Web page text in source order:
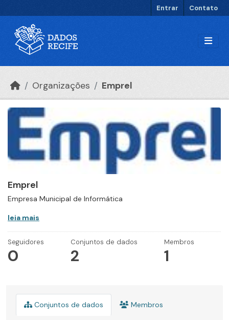
Entrar Contato
Organizações Emprel
Emprel
Empresa Municipal de Informática
leia mais
Seguidores
0
Conjuntos de dados
2
Membros
1
Conjuntos de dados Membros